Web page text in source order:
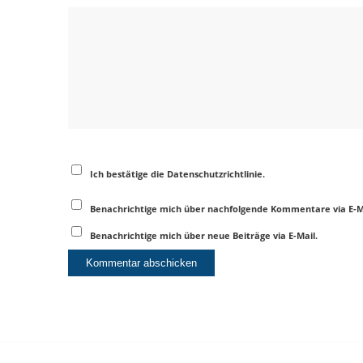
Ich bestätige die Datenschutzrichtlinie.
Benachrichtige mich über nachfolgende Kommentare via E-
Benachrichtige mich über neue Beiträge via E-Mail.